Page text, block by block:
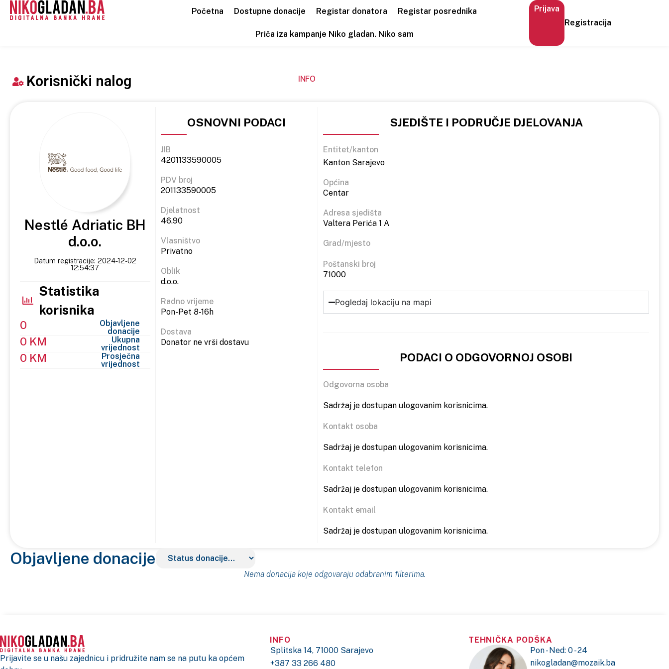
Početna Dostupne donacije Registar donatora Registar posrednika
Priča iza kampanje Niko gladan. Niko sam
Prijava
Registracija
Korisnički nalog INFO
Nestlé Adriatic BH
d.o.o.
Datum registracije: 2024-12-02
12:54:37
Statistika
korisnika
0
Objavljene
donacije
0 KM
Ukupna
vrijednost
0 KM
Prosječna
vrijednost
OSNOVNI PODACI
JIB
4201133590005
PDV broj
201133590005
Djelatnost
46.90
Vlasništvo
Privatno
Oblik
d.o.o.
Radno vrijeme
Pon-Pet 8-16h
Dostava
Donator ne vrši dostavu
SJEDIŠTE I PODRUČJE DJELOVANJA
Entitet/kanton
Kanton Sarajevo
Općina
Centar
Adresa sjedišta
Valtera Perića 1 A
Grad/mjesto
Poštanski broj
71000
Pogledaj lokaciju na mapi
PODACI O ODGOVORNOJ OSOBI
Odgovorna osoba
Sadržaj je dostupan ulogovanim korisnicima.
Kontakt osoba
Sadržaj je dostupan ulogovanim korisnicima.
Kontakt telefon
Sadržaj je dostupan ulogovanim korisnicima.
Kontakt email
Sadržaj je dostupan ulogovanim korisnicima.
Objavljene donacije
Nema donacija koje odgovaraju odabranim filterima.
Prijavite se u našu zajednicu i pridružite nam se na putu ka općem
INFO
Splitska 14, 71000 Sarajevo
+387 33 266 480
TEHNIČKA PODŠKA
Pon - Ned: 0 - 24
nikogladan@mozaik.ba